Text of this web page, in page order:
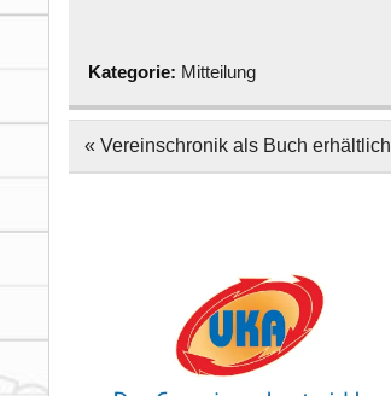
Kategorie: Mitteilung
Beitragsnavigation
« Vereinschronik als Buch erhältlich